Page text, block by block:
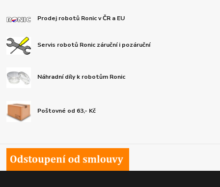
Prodej robotů Ronic v ČR a EU
Servis robotů Ronic záruční i pozáruční
Náhradní díly k robotům Ronic
Poštovné od 63,- Kč